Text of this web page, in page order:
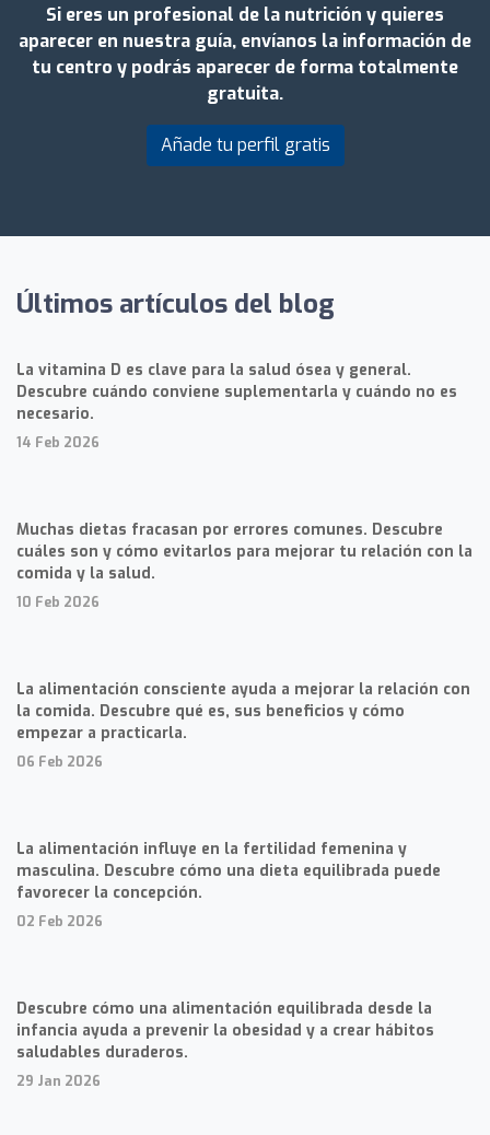
Si eres un profesional de la nutrición y quieres
aparecer en nuestra guía, envíanos la información de
tu centro y podrás aparecer de forma totalmente
gratuita.
Añade tu perfil gratis
Últimos artículos del blog
La vitamina D es clave para la salud ósea y general.
Descubre cuándo conviene suplementarla y cuándo no es
necesario.
14 Feb 2026
Muchas dietas fracasan por errores comunes. Descubre
cuáles son y cómo evitarlos para mejorar tu relación con la
comida y la salud.
10 Feb 2026
La alimentación consciente ayuda a mejorar la relación con
la comida. Descubre qué es, sus beneficios y cómo
empezar a practicarla.
06 Feb 2026
La alimentación influye en la fertilidad femenina y
masculina. Descubre cómo una dieta equilibrada puede
favorecer la concepción.
02 Feb 2026
Descubre cómo una alimentación equilibrada desde la
infancia ayuda a prevenir la obesidad y a crear hábitos
saludables duraderos.
29 Jan 2026